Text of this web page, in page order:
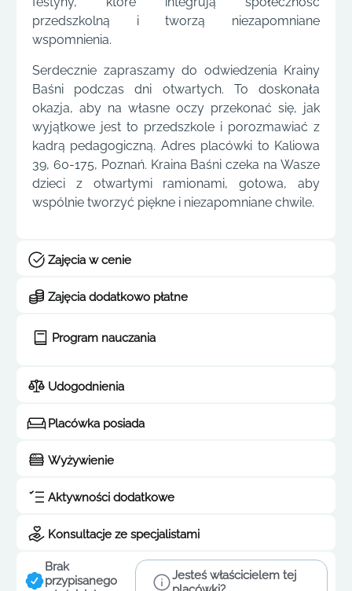
przedszkolną i tworzą niezapomniane
wspomnienia.
Serdecznie zapraszamy do odwiedzenia Krainy
Baśni podczas dni otwartych. To doskonała
okazja, aby na własne oczy przekonać się, jak
wyjątkowe jest to przedszkole i porozmawiać z
kadrą pedagogiczną. Adres placówki to Kaliowa
39, 60-175, Poznań. Kraina Baśni czeka na Wasze
dzieci z otwartymi ramionami, gotowa, aby
wspólnie tworzyć piękne i niezapomniane chwile.
Zajęcia w cenie
Zajęcia dodatkowo płatne
Program nauczania
Udogodnienia
Placówka posiada
Wyżywienie
Aktywności dodatkowe
Konsultacje ze specjalistami
Brak
przypisanego
Jesteś właścicielem tej